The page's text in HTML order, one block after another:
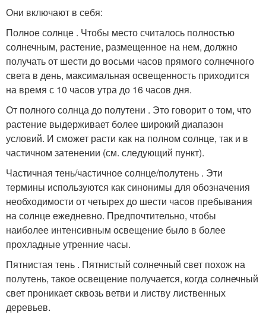
Они включают в себя:
Полное солнце . Чтобы место считалось полностью
солнечным, растение, размещенное на нем, должно
получать от шести до восьми часов прямого солнечного
света в день, максимальная освещенность приходится
на время с 10 часов утра до 16 часов дня.
От полного солнца до полутени . Это говорит о том, что
растение выдерживает более широкий диапазон
условий. И сможет расти как на полном солнце, так и в
частичном затенении (см. следующий пункт).
Частичная тень/частичное солнце/полутень . Эти
термины используются как синонимы для обозначения
необходимости от четырех до шести часов пребывания
на солнце ежедневно. Предпочтительно, чтобы
наиболее интенсивным освещение было в более
прохладные утренние часы.
Пятнистая тень . Пятнистый солнечный свет похож на
полутень, такое освещение получается, когда солнечный
свет проникает сквозь ветви и листву лиственных
деревьев.